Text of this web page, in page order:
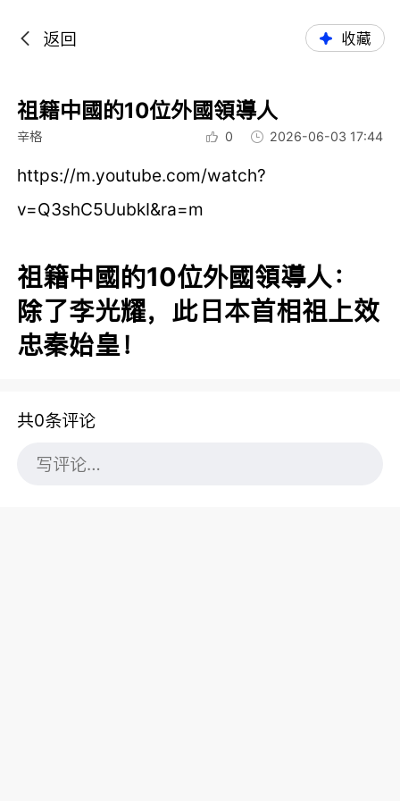
返回 收藏
祖籍中國的10位外國領導人
辛格 0 2026-06-03 17:44
https://m.youtube.com/watch?
v=Q3shC5UubkI&ra=m
祖籍中國的10位外國領導人：
除了李光耀，此日本首相祖上效
忠秦始皇！
共0条评论